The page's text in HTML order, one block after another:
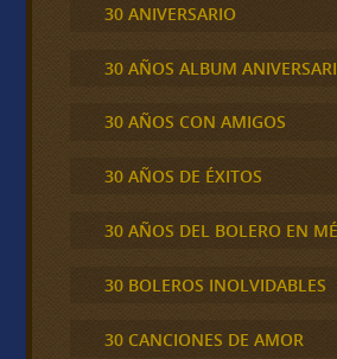
30 ANIVERSARIO
30 AÑOS ALBUM
30 AÑOS CON AMIGOS
30 AÑOS DE ÉXITOS
30 AÑOS DEL BOLERO EN
30 BOLEROS INOLVIDABLES
30 CANCIONES DE AMOR